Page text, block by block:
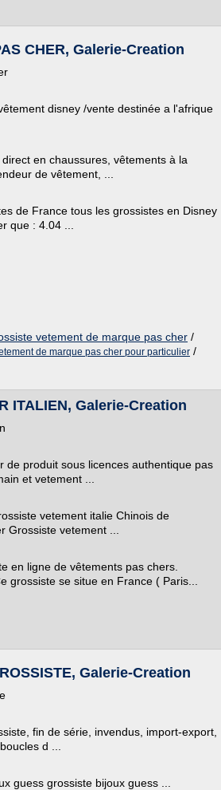
CHER, Galerie-Creation
disney /vente destinée a l'afrique
en chaussures, vêtements à la
de vêtement, ...
de France tous les grossistes en Disney
que : 4.04 ...
vetement de marque pas cher /
de marque pas cher pour particulier /
ITALIEN, Galerie-Creation
de produit sous licences authentique pas
et vetement ...
vetement italie Chinois de
vetement ...
en ligne de vêtements pas chers.
grossiste se situe en France ( Paris...
Galerie-Creation
fin de série, invendus, import-export,
d ...
guess grossiste bijoux guess ...